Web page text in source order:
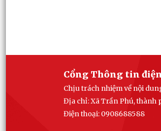
Cổng Thông tin
Chịu trách nhiệm về nội
Địa chỉ: Xã Trần Phú, thành
Điện thoại: 0908688588